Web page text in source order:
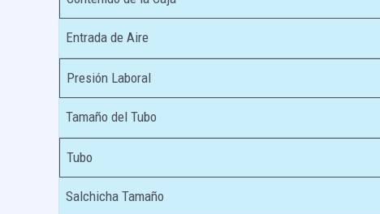
Entrada de Aire
Presión Laboral
Tamaño del Tubo
Tubo
Salchicha Tamaño